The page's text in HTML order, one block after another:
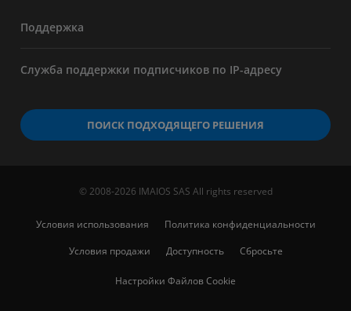
Поддержка
Служба поддержки подписчиков по IP-адресу
ПОИСК ПОДХОДЯЩЕГО РЕШЕНИЯ
© 2008-2026 IMAIOS SAS All rights reserved
Условия использования
Политика конфиденциальности
Условия продажи
Доступность Сбросьте
Настройки Файлов Cookie